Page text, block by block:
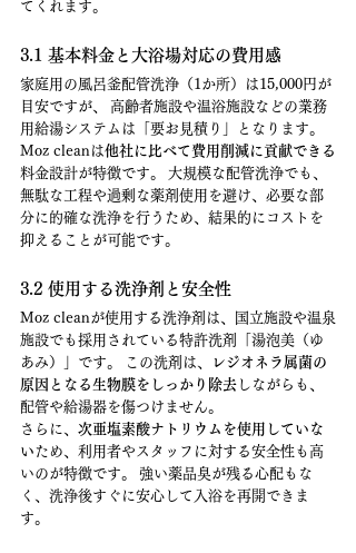
てくれます。
3.1 基本料金と大浴場対応の費用感
家庭用の風呂釜配管洗浄（1か所）は15,000円が
目安ですが、 高齢者施設や温浴施設などの業務
用給湯システムは「要お見積り」となります。
Moz cleanは他社に比べて費用削減に貢献できる
料金設計が特徴です。 大規模な配管洗浄でも、
無駄な工程や過剰な薬剤使用を避け、必要な部
分に的確な洗浄を行うため、結果的にコストを
抑えることが可能です。
3.2 使用する洗浄剤と安全性
Moz cleanが使用する洗浄剤は、国立施設や温泉
施設でも採用されている特許洗剤「湯泡美（ゆ
あみ）」です。 この洗剤は、
レジオネラ属菌の
原因となる生物膜をしっかり除去 しながらも、
配管や給湯器を傷つけません。
さらに、 次亜塩素酸ナトリウムを使用していな
いため、利用者やスタッフに対する安全性も高
いのが特徴です。 強い薬品臭が残る心配もな
く、洗浄後すぐに安心して入浴を再開できま
す。